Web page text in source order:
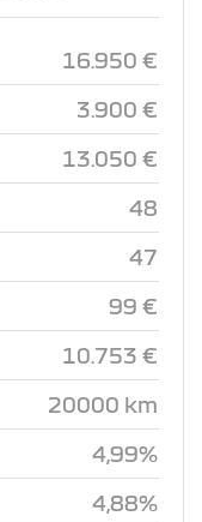
16.950 €
3.900 €
13.050 €
48
47
99 €
10.753 €
20000 km
4,99%
4,88%